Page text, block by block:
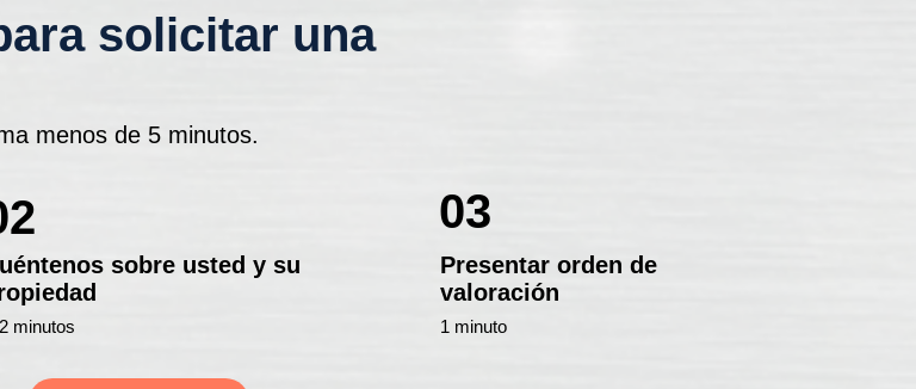
solicitar una
menos de 5 minutos.
sobre usted y su
minutos
03
Presentar orden de
valoración
1 minuto